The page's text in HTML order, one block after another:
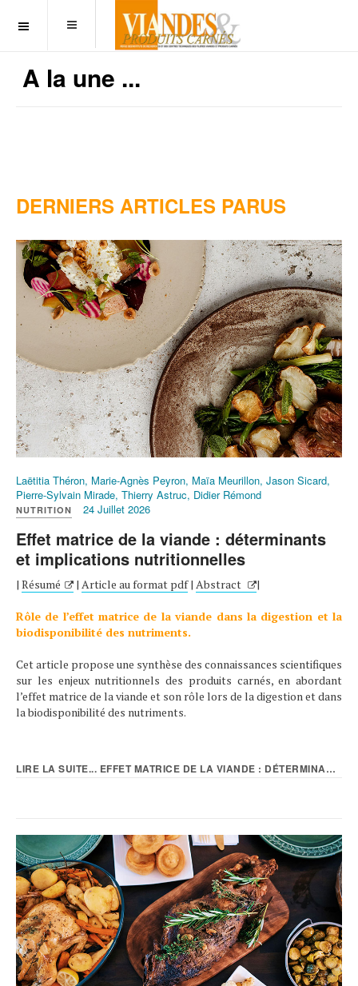
OFF CANVAS
A la une ...
DERNIERS ARTICLES PARUS
Laëtitia Théron, Marie-Agnès Peyron, Maïa Meurillon, Jason Sicard,
Pierre-Sylvain Mirade, Thierry Astruc, Didier Rémond
NUTRITION 24 Juillet 2026
Effet matrice de la viande : déterminants
et implications nutritionnelles
| Résumé | Article au format pdf| Abstract |
Rôle de l’effet matrice de la viande dans la digestion et la
biodisponibilité des nutriments.
Cet article propose une synthèse des connaissances scientifiques
sur les enjeux nutritionnels des produits carnés, en abordant
l’effet matrice de la viande et son rôle lors de la digestion et dans
la biodisponibilité des nutriments.
LIRE LA SUITE... EFFET MATRICE DE LA VIANDE : DÉTERMINANTS ET...